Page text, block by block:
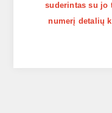
suderintas su jo
numerį detalių